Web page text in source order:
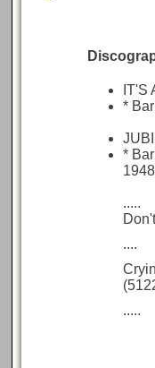
IT'S
*
*
1948
.....
....
.....